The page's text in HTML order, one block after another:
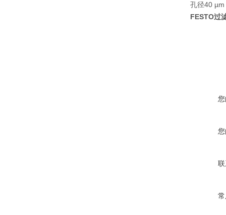
孔径40 µm
FESTO过